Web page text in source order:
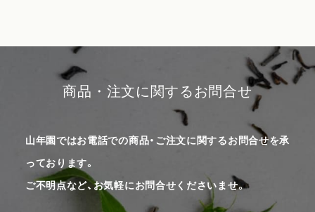
商品・注文に関するお問合せ
山年園ではお電話での商品・ご注文に関するお問合せを承
っております。
ご不明点など、お気軽にお問合せくださいませ。